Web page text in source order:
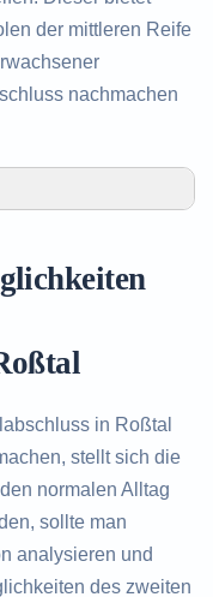
der mittleren Reife
nachmachen
Erwerb des
in Roßtal
stellt sich die
normalen Alltag
sollte man
analysieren und
des zweiten